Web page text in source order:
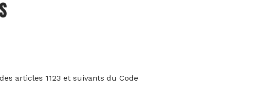
articles 1123 et suivants du Code